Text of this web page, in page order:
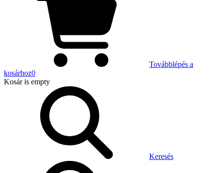
Továbblépés a
kosárhoz0
Kosáris empty
Keresés